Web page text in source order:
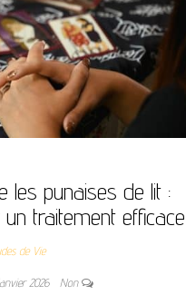
les punaises de lit :
traitement efficace
de Vie
2026 Non